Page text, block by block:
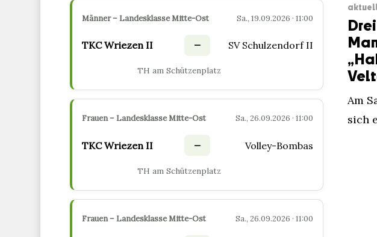
Männer – Landesklasse Mitte-Ost Sa., 19.09.2026 · 11:00
TKC Wriezen II – SV Schulzendorf II
TH am Schützenplatz
Frauen – Landesklasse Mitte-Ost Sa., 26.09.2026 · 11:00
TKC Wriezen II – Volley-Bombas
TH am Schützenplatz
Frauen – Landesklasse Mitte-Ost Sa., 26.09.2026 · 11:00
Am
sich